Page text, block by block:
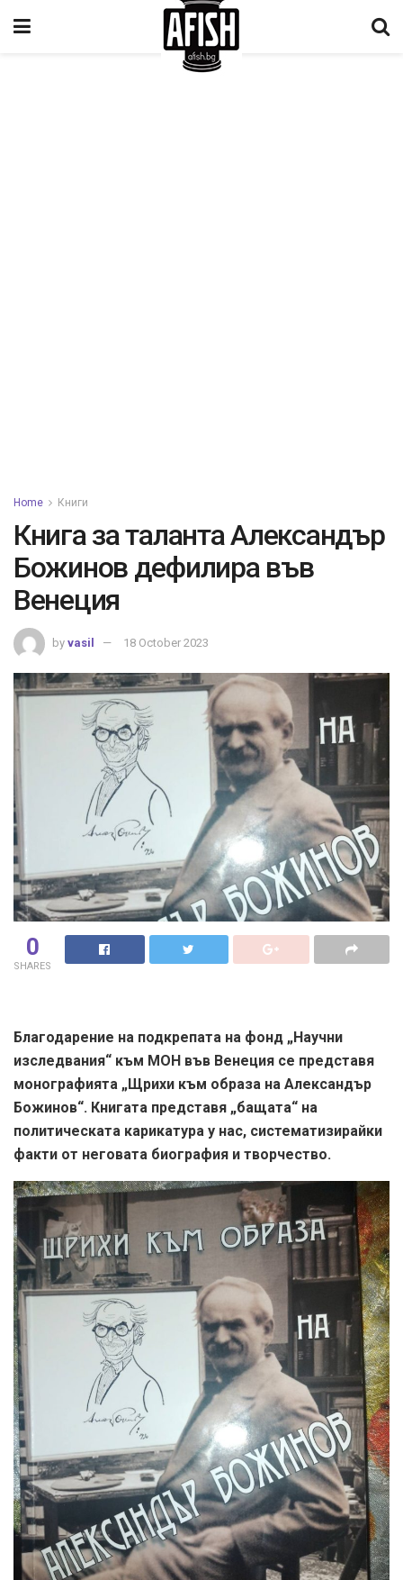
Home Книги
Книга за таланта Александър
Божинов дефилира във
Венеция
by vasil 18 October 2023
0
SHARES
Благодарение на подкрепата на фонд „Научни
изследвания“ към МОН във Венеция се представя
монографията „Щрихи към образа на Александър
Божинов“. Книгата представя „бащата“ на
политическата карикатура у нас, систематизирайки
факти от неговата биография и творчество.